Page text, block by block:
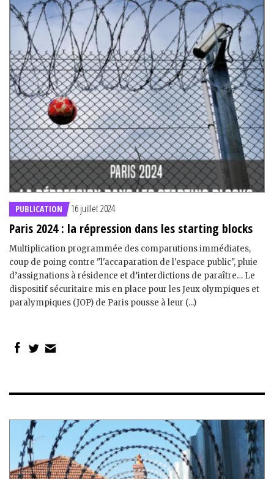
PUBLICATION 16 juillet 2024
Paris 2024 : la répression dans les starting blocks
Multiplication programmée des comparutions immédiates,
coup de poing contre "l'accaparation de l'espace public", pluie
d’assignations à résidence et d’interdictions de paraître… Le
dispositif sécuritaire mis en place pour les Jeux olympiques et
paralympiques (JOP) de Paris pousse à leur (...)